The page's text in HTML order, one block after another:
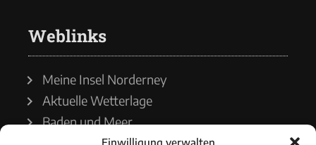
Einwilligung verwalten
Weblinks
Meine Insel Norderney
Aktuelle Wetterlage
Baden und Meer